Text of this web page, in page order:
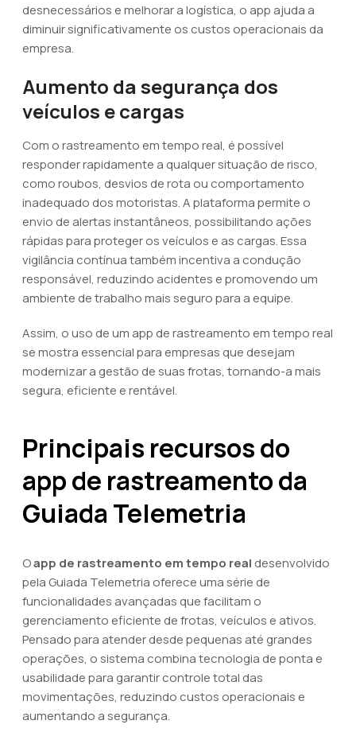
desnecessários e melhorar a logística, o app ajuda a
diminuir significativamente os custos operacionais da
empresa.
Aumento da segurança dos
veículos e cargas
Com o rastreamento em tempo real, é possível
responder rapidamente a qualquer situação de risco,
como roubos, desvios de rota ou comportamento
inadequado dos motoristas. A plataforma permite o
envio de alertas instantâneos, possibilitando ações
rápidas para proteger os veículos e as cargas. Essa
vigilância contínua também incentiva a condução
responsável, reduzindo acidentes e promovendo um
ambiente de trabalho mais seguro para a equipe.
Assim, o uso de um app de rastreamento em tempo real
se mostra essencial para empresas que desejam
modernizar a gestão de suas frotas, tornando-a mais
segura, eficiente e rentável.
Principais recursos do
app de rastreamento da
Guiada Telemetria
Oapp de rastreamento em tempo real desenvolvido
pela Guiada Telemetria oferece uma série de
funcionalidades avançadas que facilitam o
gerenciamento eficiente de frotas, veículos e ativos.
Pensado para atender desde pequenas até grandes
operações, o sistema combina tecnologia de ponta e
usabilidade para garantir controle total das
movimentações, reduzindo custos operacionais e
aumentando a segurança.